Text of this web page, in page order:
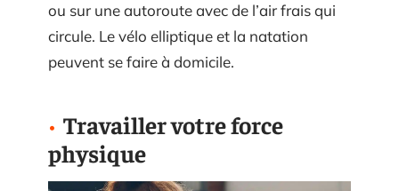
ou sur une autoroute avec de l’air frais qui
circule. Le vélo elliptique et la natation
peuvent se faire à domicile.
Travailler votre force
physique